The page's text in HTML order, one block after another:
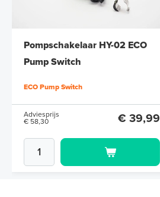
Pompschakelaar HY-02 ECO
Pump Switch
ECO Pump Switch
Adviesprijs
€ 58,30
€ 39,99